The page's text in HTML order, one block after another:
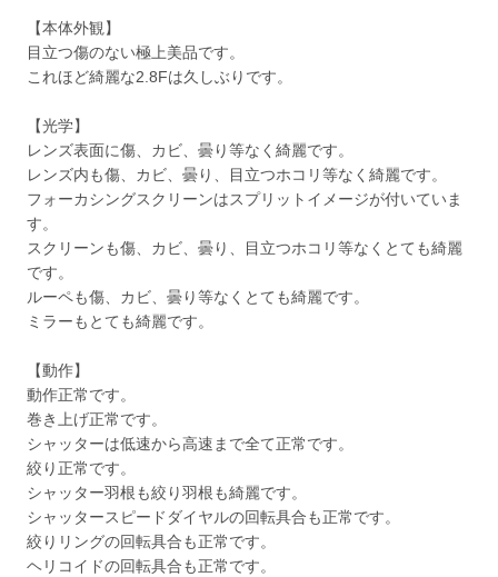
【本体外観】
目立つ傷のない極上美品です。
これほど綺麗な2.8Fは久しぶりです。
【光学】
レンズ表面に傷、カビ、曇り等なく綺麗です。
レンズ内も傷、カビ、曇り、目立つホコリ等なく綺麗です。
フォーカシングスクリーンはスプリットイメージが付いていま
す。
スクリーンも傷、カビ、曇り、目立つホコリ等なくとても綺麗
です。
ルーペも傷、カビ、曇り等なくとても綺麗です。
ミラーもとても綺麗です。
【動作】
動作正常です。
巻き上げ正常です。
シャッターは低速から高速まで全て正常です。
絞り正常です。
シャッター羽根も絞り羽根も綺麗です。
シャッタースピードダイヤルの回転具合も正常です。
絞りリングの回転具合も正常です。
ヘリコイドの回転具合も正常です。